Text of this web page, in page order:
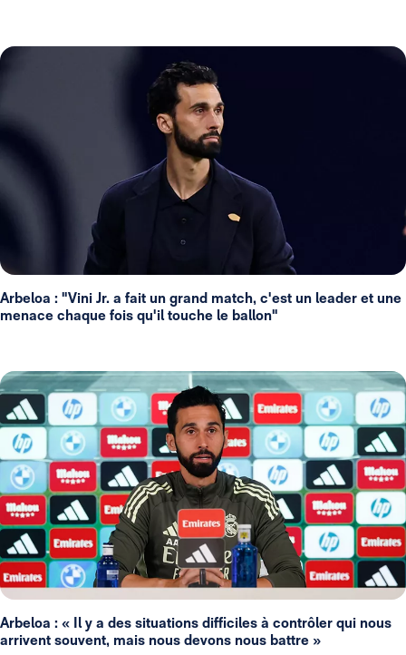
Arbeloa : "Vini Jr. a fait un grand match, c'est un leader et une
menace chaque fois qu'il touche le ballon"
Arbeloa : « Il y a des situations difficiles à contrôler qui nous
arrivent souvent, mais nous devons nous battre »